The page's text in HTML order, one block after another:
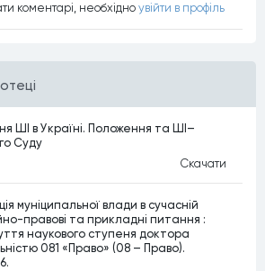
ШІ в Україні. Положення та ШІ–
Суду
Скачати
муніципальної влади в сучасній
правові та прикладні питання :
наукового ступеня доктора
081 «Право» (08 – Право).
коментарi, необхiдно увiйти в профiль